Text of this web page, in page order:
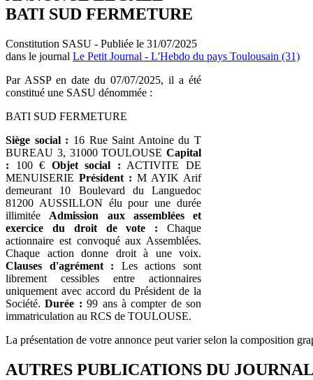
BATI SUD FERMETURE
Constitution SASU - Publiée le 31/07/2025
dans le journal Le Petit Journal - L'Hebdo du pays Toulousain (31)
Par ASSP en date du 07/07/2025, il a été
constitué une SASU dénommée :
BATI SUD FERMETURE
Siège social : 16 Rue Saint Antoine du T
BUREAU 3, 31000 TOULOUSE Capital
: 100 € Objet social : ACTIVITE DE
MENUISERIE Président : M AYIK Arif
demeurant 10 Boulevard du Languedoc
81200 AUSSILLON élu pour une durée
illimitée Admission aux assemblées et
exercice du droit de vote : Chaque
actionnaire est convoqué aux Assemblées.
Chaque action donne droit à une voix.
Clauses d'agrément : Les actions sont
librement cessibles entre actionnaires
uniquement avec accord du Président de la
Société.Durée : 99 ans à compter de son
immatriculation au RCS de TOULOUSE.
La présentation de votre annonce peut varier selon la composition
AUTRES PUBLICATIONS DU